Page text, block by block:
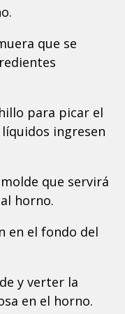
que se
para picar el
ingresen
que servirá
horno.
en el fondo del
y verter la
en el horno.